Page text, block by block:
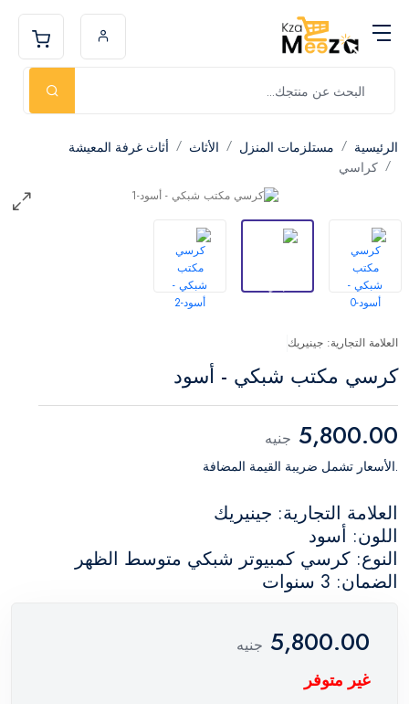
الرئيسية مستلزمات المنزل الأثاث
أثاث غرفة المعيشة
كراسي
العلامة التجارية: جينيريك
كرسي مكتب شبكي - أسود
5,800.00 جنيه
.الأسعار تشمل ضريبة القيمة المضافة
العلامة التجارية: جينيريك
اللون: أسود
النوع: كرسي كمبيوتر شبكي متوسط ​​الظهر
الضمان: 3 سنوات
5,800.00 جنيه
غير متوفر